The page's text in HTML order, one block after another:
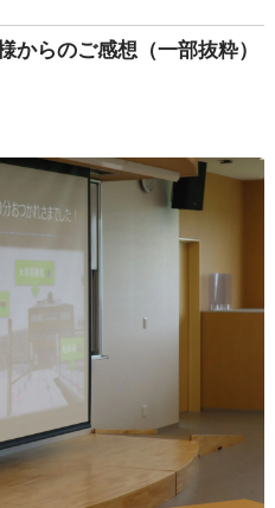
からのご感想（一部抜粋）